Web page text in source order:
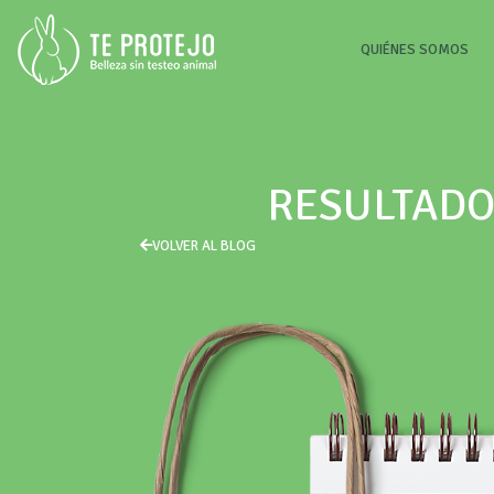
QUIÉNES SOMOS
VOLVER AL BLOG